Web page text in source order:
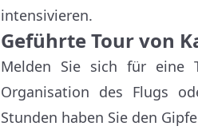
intensivieren.
Geführte Tour von
Melden Sie sich für eine
Organisation des Flugs
Stunden haben Sie den